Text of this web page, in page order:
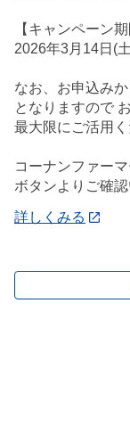
【キャンペーン期
2026年3月14日(
なお、お申込み
となりますので
最大限にご活用く
コーナンファー
ボタンよりご確
詳しくみる